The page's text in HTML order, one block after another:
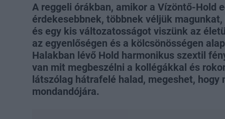
A reggeli órákban, amikor a Vízöntő-Hold
érdekesebbnek, többnek véljük
és egy kis változatosságot viszünk az
az egyenlőségen és a kölcsönösségen
Halakban lévő Hold harmonikus szextil
van mit megbeszélni a kollégákkal és
látszólag hátrafelé halad, megeshet, hogy
mondandójára.